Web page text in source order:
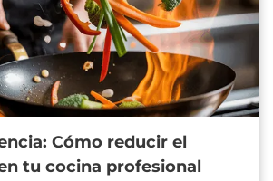
Cómo reducir el
tu cocina profesional